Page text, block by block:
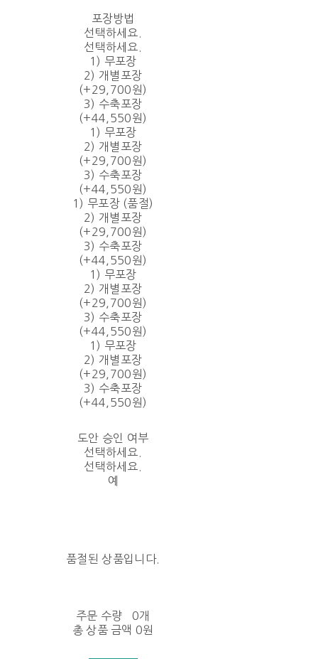
포장방법
선택하세요.
선택하세요.
1) 무포장
2) 개별포장
(+29,700원)
3) 수축포장
(+44,550원)
1) 무포장
2) 개별포장
(+29,700원)
3) 수축포장
(+44,550원)
1) 무포장 (품절)
2) 개별포장
(+29,700원)
3) 수축포장
(+44,550원)
1) 무포장
2) 개별포장
(+29,700원)
3) 수축포장
(+44,550원)
1) 무포장
2) 개별포장
(+29,700원)
3) 수축포장
(+44,550원)
도안 승인 여부
선택하세요.
선택하세요.
예
품절된 상품입니다.
주문 수량
0개
총 상품 금액 0원